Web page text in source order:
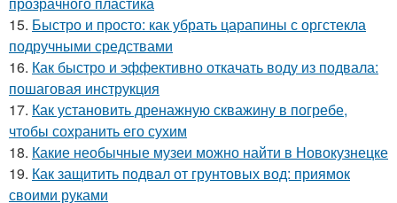
15. Быстро и просто: как убрать царапины с оргстекла
подручными средствами
16. Как быстро и эффективно откачать воду из подвала:
пошаговая инструкция
17. Как установить дренажную скважину в погребе,
чтобы сохранить его сухим
18. Какие необычные музеи можно найти в Новокузнецке
19. Как защитить подвал от грунтовых вод: приямок
своими руками